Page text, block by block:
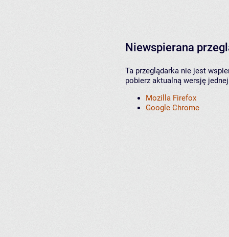
Niewspierana
Ta przeglądarka nie jest
pobierz aktualną wersję
Mozilla Firefox
Google Chrome